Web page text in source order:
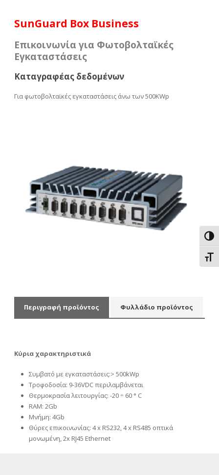
SunGuard Box Business
Επικοινωνία για Φωτοβολταϊκές
Εγκαταστάσεις
Καταγραφέας δεδομένων
Για φωτοβολταϊκές εγκαταστάσεις άνω των 500KWp
Περιγραφή προϊόντος Φυλλάδιο προϊόντος
Κύρια χαρακτηριστικά
Συμβατό με εγκαταστάσεις:> 500kWp
Τροφοδοσία: 9-36VDC περιλαμβάνεται
Θερμοκρασία λειτουργίας: -20 ÷ 60 ° C
RAM: 2Gb
Μνήμη: 4Gb
Θύρες επικοινωνίας: 4 x RS232, 4 x RS485 οπτικά
μονωμένη, 2x RJ45 Ethernet